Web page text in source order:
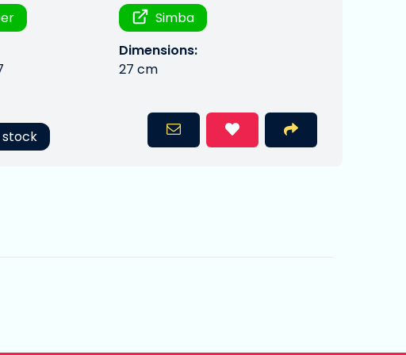
Simba
Dimensions:
27 cm
stock